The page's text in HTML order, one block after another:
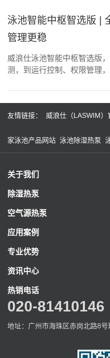
泳池智能中枢智选版 |
管理更稳
威浪仕泳池智能中枢智选版
测，到运行控制、权限管理
友情链接： 威浪仕（LASWIM）
家泳池产品网站 泳池除湿热泵
关于我们
除湿热泵
空气源热泵
应用案例
专业优势
资讯中心
热销电话
020-81410146
地址：广州市海珠区赤岗北路8